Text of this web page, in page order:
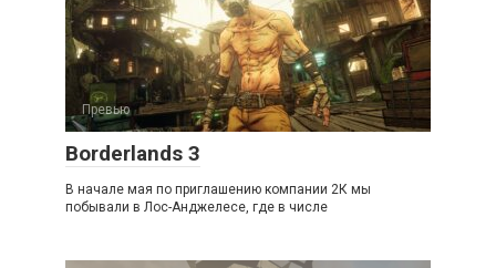
Превью
Borderlands 3
В начале мая по приглашению компании 2К мы
побывали в Лос-Анджелесе, где в числе